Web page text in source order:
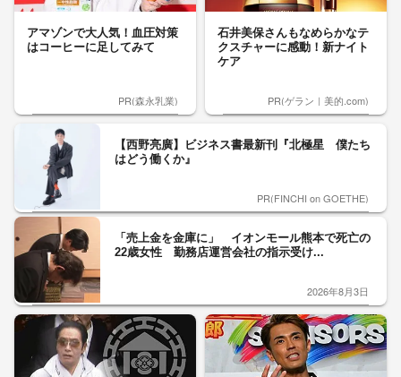
アマゾンで大人気！血圧対策
はコーヒーに足してみて
PR(森永乳業)
石井美保さんもなめらかなテ
クスチャーに感動！新ナイト
ケア
PR(ゲラン｜美的.com)
【西野亮廣】ビジネス書最新刊『北極星 僕たち
はどう働くか』
PR(FINCHI on GOETHE)
「売上金を金庫に」 イオンモール熊本で死亡の
22歳女性 勤務店運営会社の指示受け...
2026年8月3日